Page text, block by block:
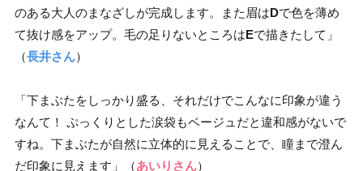
のある大人のまなざしが完成します。また眉はDで色を薄め
て抜け感をアップ。毛の足りないところはEで描きたして」
（長井さん）
「下まぶたをしっかり盛る、それだけでこんなに印象が違う
なんて！ ぷっくりとした涙袋もベージュだと違和感がないで
すね。下まぶたが自然に立体的に見えることで、瞳まで澄ん
だ印象に見えます」（あいりさん）